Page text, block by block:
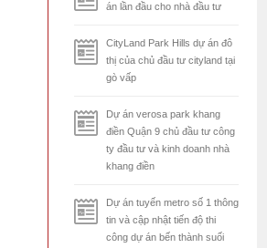
án lần đầu cho nhà đầu tư
CityLand Park Hills dự án đô
thị của chủ đầu tư cityland tại
gò vấp
Dự án verosa park khang
điền Quận 9 chủ đầu tư công
ty đầu tư và kinh doanh nhà
khang điền
Dự án tuyến metro số 1 thông
tin và cập nhật tiến độ thi
công dự án bến thành suối